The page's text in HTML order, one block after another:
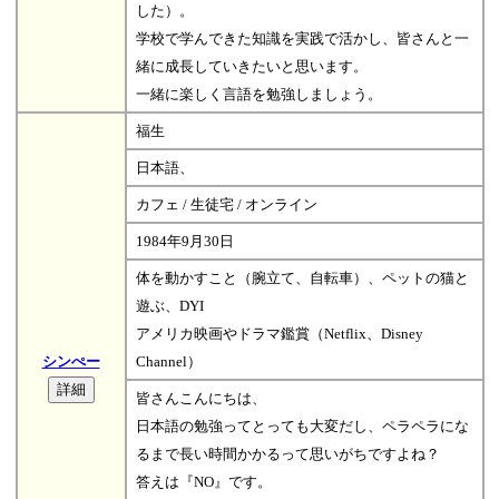
した）。
学校で学んできた知識を実践で活かし、皆さんと一
緒に成長していきたいと思います。
一緒に楽しく言語を勉強しましょう。
シンぺー
福生
日本語、
カフェ / 生徒宅 / オンライン
1984年9月30日
体を動かすこと（腕立て、自転車）、ペットの猫と
遊ぶ、DYI
アメリカ映画やドラマ鑑賞（Netflix、Disney
Channel）
皆さんこんにちは、
日本語の勉強ってとっても大変だし、ペラペラにな
るまで長い時間かかるって思いがちですよね？
答えは『NO』です。